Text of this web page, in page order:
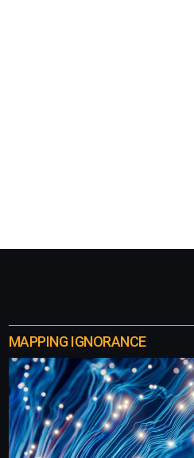
MAPPING IGNORANCE